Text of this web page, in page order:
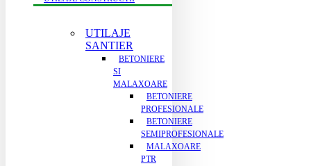
UTILAJE
SANTIER
BETONIERE
SI
MALAXOARE
BETONIERE
PROFESIONALE
BETONIERE
SEMIPROFESIONALE
MALAXOARE
PTR